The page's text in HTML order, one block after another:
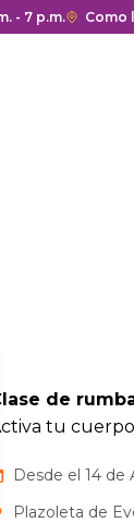
- 7 p.m.Enlace
Como
de
tu
Desde el 14
Plazoleta de